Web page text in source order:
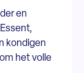
en
kondigen
het volle